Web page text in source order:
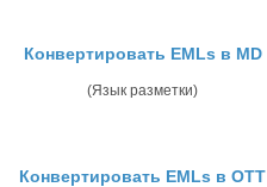
Конвертировать EMLs в MD
(Язык разметки)
Конвертировать EMLs в OTT